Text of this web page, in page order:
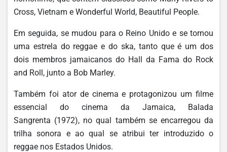
Cross, Vietnam e Wonderful World, Beautiful People.
Em seguida, se mudou para o Reino Unido e se tornou
uma estrela do reggae e do ska, tanto que é um dos
dois membros jamaicanos do Hall da Fama do Rock
and Roll, junto a Bob Marley.
Também foi ator de cinema e protagonizou um filme
essencial do cinema da Jamaica, Balada
Sangrenta (1972), no qual também se encarregou da
trilha sonora e ao qual se atribui ter introduzido o
reggae nos Estados Unidos.